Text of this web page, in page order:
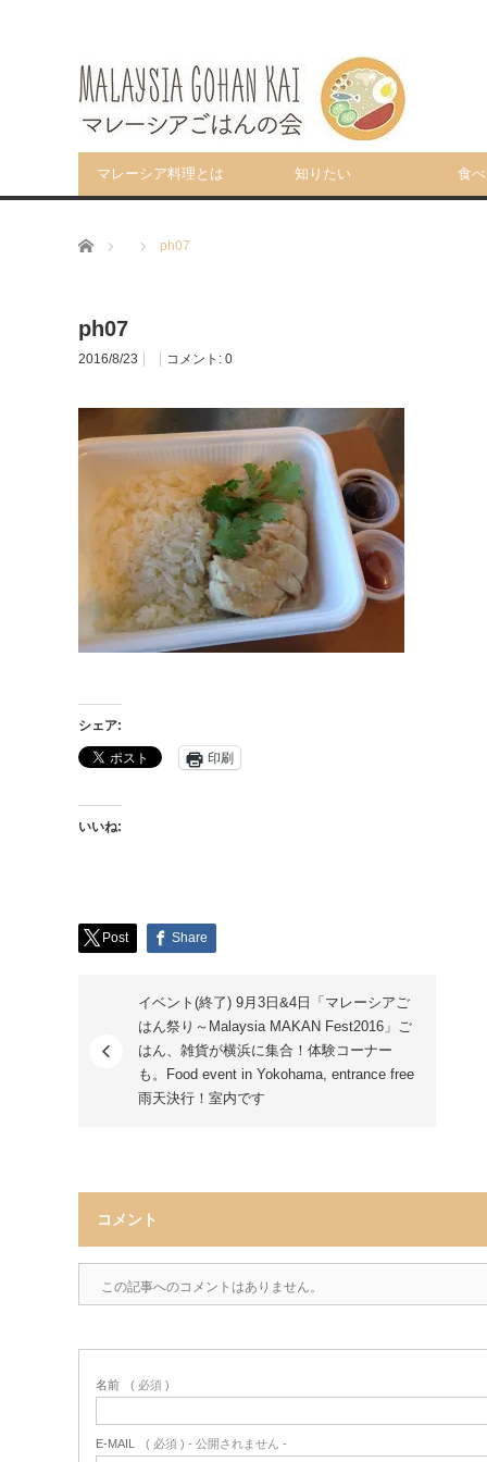
マレーシア料理とは 知りたい 食
ホーム ph07
ph07
2016/8/23 コメント: 0
シェア:
印刷
いいね:
Post Share
イベント(終了) 9月3日&4日「マレーシアご
はん祭り～Malaysia MAKAN Fest2016」ご
はん、雑貨が横浜に集合！体験コーナー
も。Food event in Yokohama, entrance free
雨天決行！室内です
コメント
この記事へのコメントはありません。
名前 ( 必須 )
E-MAIL ( 必須 ) - 公開されません -